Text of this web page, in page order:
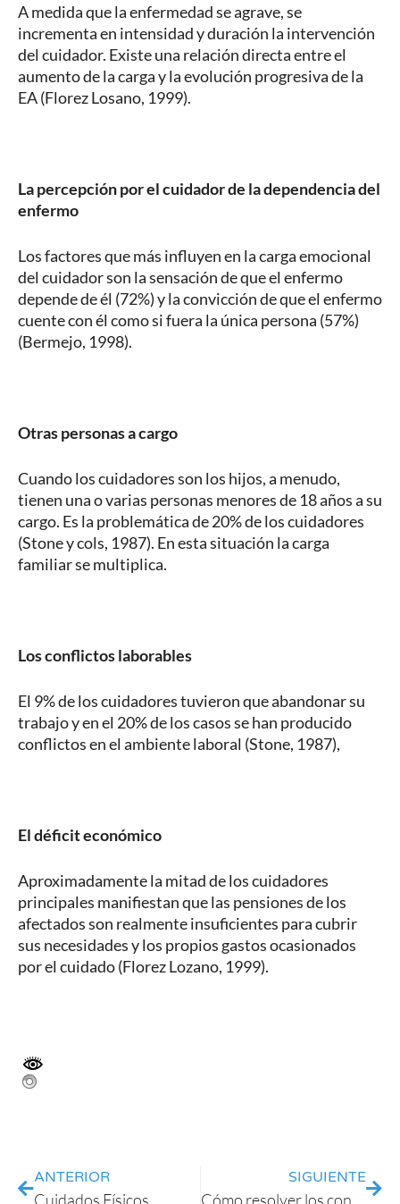
A medida que la enfermedad se agrave, se
incrementa en intensidad y duración la intervención
del cuidador. Existe una relación directa entre el
aumento de la carga y la evolución progresiva de la
EA (Florez Losano, 1999).
La percepción por el cuidador de la dependencia del
enfermo
Los factores que más influyen en la carga emocional
del cuidador son la sensación de que el enfermo
depende de él (72%) y la convicción de que el enfermo
cuente con él como si fuera la única persona (57%)
(Bermejo, 1998).
Otras personas a cargo
Cuando los cuidadores son los hijos, a menudo,
tienen una o varias personas menores de 18 años a su
cargo. Es la problemática de 20% de los cuidadores
(Stone y cols, 1987). En esta situación la carga
familiar se multiplica.
Los conflictos laborables
El 9% de los cuidadores tuvieron que abandonar su
trabajo y en el 20% de los casos se han producido
conflictos en el ambiente laboral (Stone, 1987),
El déficit económico
Aproximadamente la mitad de los cuidadores
principales manifiestan que las pensiones de los
afectados son realmente insuficientes para cubrir
sus necesidades y los propios gastos ocasionados
por el cuidado (Florez Lozano, 1999).
ANTERIOR
Cuidados Físicos
SIGUIENTE